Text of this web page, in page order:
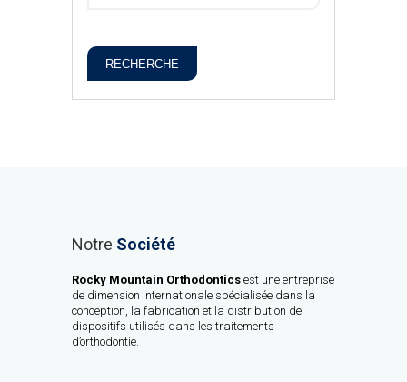
RECHERCHE
Notre Société
Rocky Mountain Orthodontics est une entreprise
de dimension internationale spécialisée dans la
conception, la fabrication et la distribution de
dispositifs utilisés dans les traitements
d’orthodontie.